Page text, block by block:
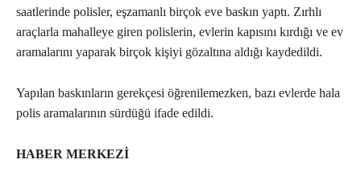
saatlerinde polisler, eşzamanlı birçok eve baskın yaptı. Zırhlı
araçlarla mahalleye giren polislerin, evlerin kapısını kırdığı ve ev
aramalarını yaparak birçok kişiyi gözaltına aldığı kaydedildi.
Yapılan baskınların gerekçesi öğrenilemezken, bazı evlerde hala
polis aramalarının sürdüğü ifade edildi.
HABER MERKEZİ